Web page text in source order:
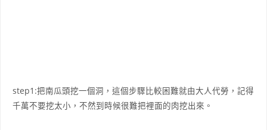
step1:把南瓜頭挖一個洞，這個步驟比較困難就由大人代勞，記得
千萬不要挖太小，不然到時候很難把裡面的肉挖出來。